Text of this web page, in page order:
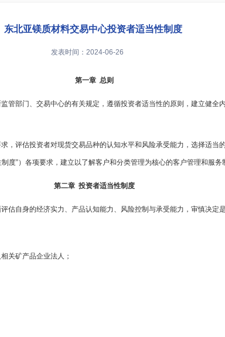
东北亚镁质材料交易中心投资者适当性制度
发表时间：2024-06-26
第一章 总则
管部门、交易中心的有关规定，遵循投资者适当性的原则，建立健全
，评估投资者对现货交易品种的认知水平和风险承受能力，选择适当
度”）各项要求，建立以了解客户和分类管理为核心的客户管理和服务
第二章 投资者适当性制度
估自身的经济实力、产品认知能力、风险控制与承受能力，审慎决定
关矿产品企业法人；